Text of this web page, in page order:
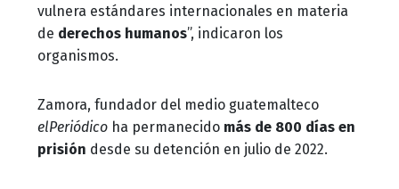
vulnera estándares internacionales en materia
de derechos humanos”, indicaron los
organismos.
Zamora, fundador del medio guatemalteco
elPeriódico ha permanecido más de 800 días en
prisión desde su detención en julio de 2022.